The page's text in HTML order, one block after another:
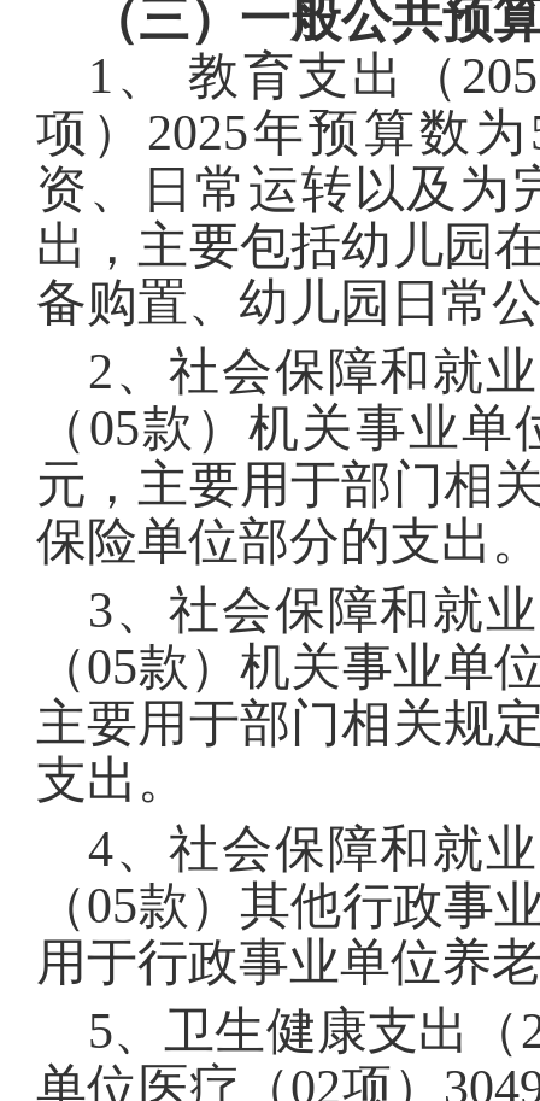
（三）一般公共预
1 、 教育支出（ 205
项） 2025年预算数为
资、日常运转以及为
出，主要包括幼儿园
备购置、幼儿园日常
2、社会保障和就
（05款）机关事业单
元，主要用于部门相
保险单位部分的支出
3、社会保障和就
（05款）机关事业单
主要用于部门相关规
支出。
4、社会保障和就
（05款）其他行政事
用于行政事业单位养
5、卫生健康支出（
单位医疗（02项）